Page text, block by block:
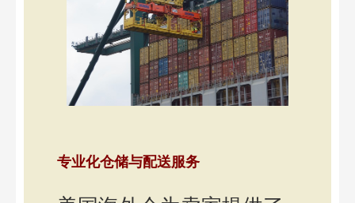
专业化仓储与配送服务